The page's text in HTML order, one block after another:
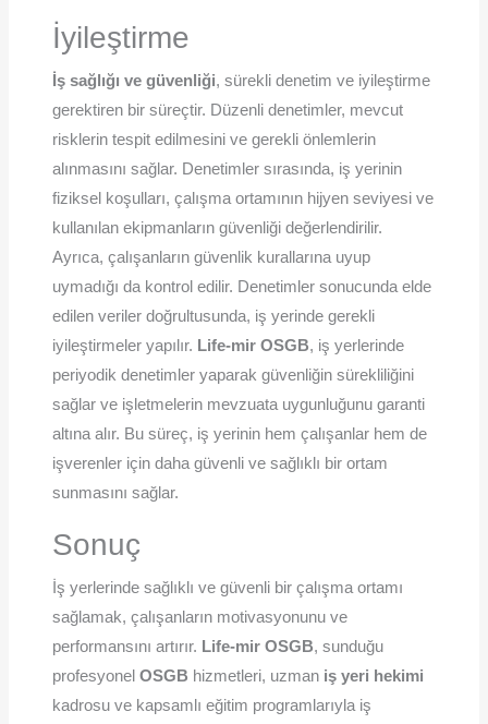
İyileştirme
İş sağlığı ve güvenliği, sürekli denetim ve iyileştirme
gerektiren bir süreçtir. Düzenli denetimler, mevcut
risklerin tespit edilmesini ve gerekli önlemlerin
alınmasını sağlar. Denetimler sırasında, iş yerinin
fiziksel koşulları, çalışma ortamının hijyen seviyesi ve
kullanılan ekipmanların güvenliği değerlendirilir.
Ayrıca, çalışanların güvenlik kurallarına uyup
uymadığı da kontrol edilir. Denetimler sonucunda elde
edilen veriler doğrultusunda, iş yerinde gerekli
iyileştirmeler yapılır. Life-mir OSGB, iş yerlerinde
periyodik denetimler yaparak güvenliğin sürekliliğini
sağlar ve işletmelerin mevzuata uygunluğunu garanti
altına alır. Bu süreç, iş yerinin hem çalışanlar hem de
işverenler için daha güvenli ve sağlıklı bir ortam
sunmasını sağlar.
Sonuç
İş yerlerinde sağlıklı ve güvenli bir çalışma ortamı
sağlamak, çalışanların motivasyonunu ve
performansını artırır. Life-mir OSGB, sunduğu
profesyonel OSGB hizmetleri, uzman iş yeri hekimi
kadrosu ve kapsamlı eğitim programlarıyla iş